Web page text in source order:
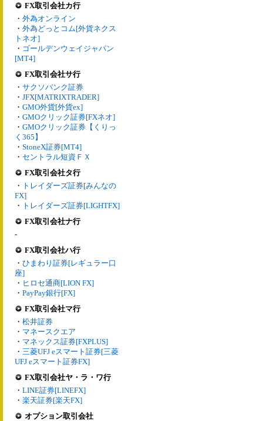
FX取引会社カ行
・ 外為オンライン
・ 外為どっとコム[外貨ネクス
トネオ]
・ ゴールデンウェイジャパン
[MT4]
FX取引会社サ行
・ サクソバンク証券
・ JFX[MATRIXTRADER]
・ GMO外貨[外貨ex]
・ GMOクリック証券[FXネオ]
・ GMOクリック証券【くりっ
く365】
・ StoneX証券[MT4]
・ セントラル短資ＦＸ
FX取引会社タ行
・ トレイダーズ証券[みんなの
FX]
・ トレイダーズ証券[LIGHTFX]
FX取引会社ナ行
-
FX取引会社ハ行
・ ひまわり証券[レギュラー口
座]
・ ヒロセ通商[LION FX]
・ PayPay銀行[FX]
FX取引会社マ行
・ 松井証券
・ マネースクエア
・ マネックス証券[FXPLUS]
・ 三菱UFJ eスマート証券[三菱
UFJ eスマート証券FX]
FX取引会社ヤ・ラ・ワ行
・ LINE証券[LINEFX]
・ 楽天証券[楽天FX]
オプション取引会社